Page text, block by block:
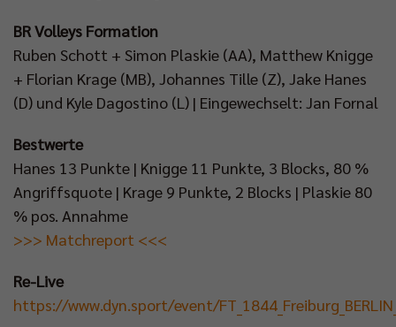
BR Volleys Formation
Ruben Schott + Simon Plaskie (AA), Matthew Knigge
+ Florian Krage (MB), Johannes Tille (Z), Jake Hanes
(D) und Kyle Dagostino (L) | Eingewechselt: Jan Fornal
Bestwerte
Hanes 13 Punkte | Knigge 11 Punkte, 3 Blocks, 80 %
Angriffsquote | Krage 9 Punkte, 2 Blocks | Plaskie 80
% pos. Annahme
>>> Matchreport <<<
Re-Live
https://www.dyn.sport/event/